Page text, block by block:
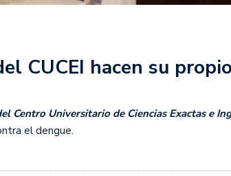
CUCEI hacen su
Centro Universitario de Ciencias Exactas e
el dengue.